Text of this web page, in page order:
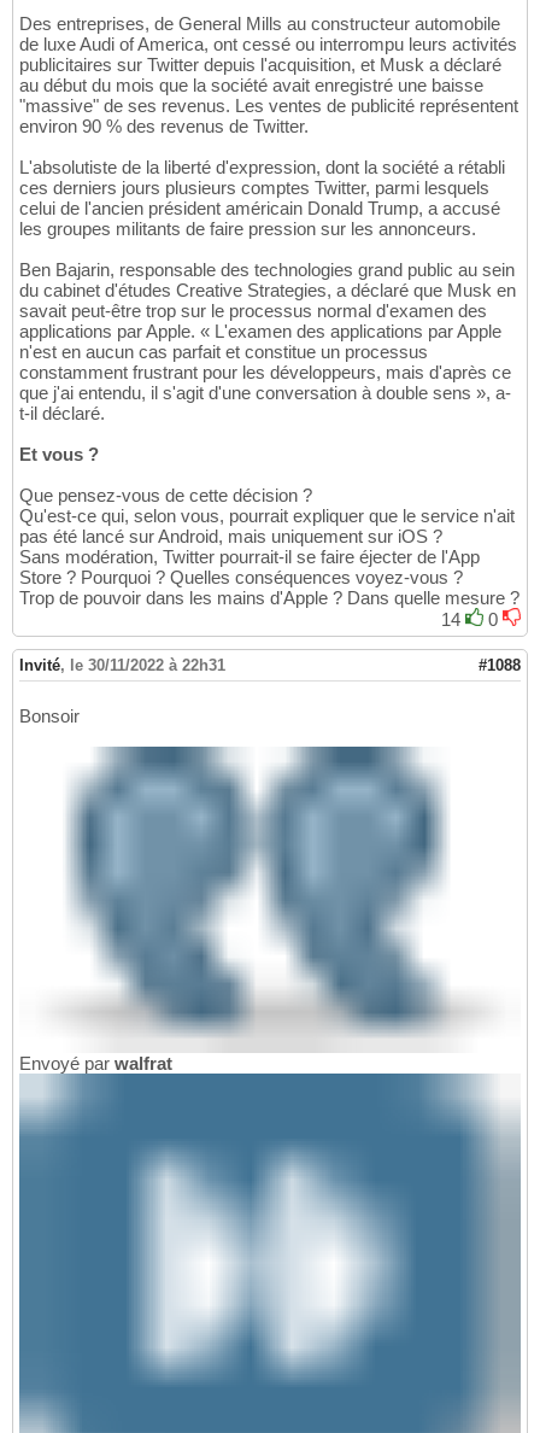
Des entreprises, de General Mills au constructeur automobile
de luxe Audi of America, ont cessé ou interrompu leurs activités
publicitaires sur Twitter depuis l'acquisition, et Musk a déclaré
au début du mois que la société avait enregistré une baisse
"massive" de ses revenus. Les ventes de publicité représentent
environ 90 % des revenus de Twitter.
L'absolutiste de la liberté d'expression, dont la société a rétabli
ces derniers jours plusieurs comptes Twitter, parmi lesquels
celui de l'ancien président américain Donald Trump, a accusé
les groupes militants de faire pression sur les annonceurs.
Ben Bajarin, responsable des technologies grand public au sein
du cabinet d'études Creative Strategies, a déclaré que Musk en
savait peut-être trop sur le processus normal d'examen des
applications par Apple. « L'examen des applications par Apple
n'est en aucun cas parfait et constitue un processus
constamment frustrant pour les développeurs, mais d'après ce
que j'ai entendu, il s'agit d'une conversation à double sens », a-
t-il déclaré.
Et vous ?
Que pensez-vous de cette décision ?
Qu'est-ce qui, selon vous, pourrait expliquer que le service n'ait
pas été lancé sur Android, mais uniquement sur iOS ?
Sans modération, Twitter pourrait-il se faire éjecter de l'App
Store ? Pourquoi ? Quelles conséquences voyez-vous ?
Trop de pouvoir dans les mains d'Apple ? Dans quelle mesure ?
14
0
Invité, le 30/11/2022 à 22h31 #1088
Bonsoir
Envoyé par walfrat